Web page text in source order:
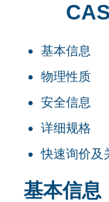
基本信息
物理性质
安全信息
详细规格
快速询价及
基本信息